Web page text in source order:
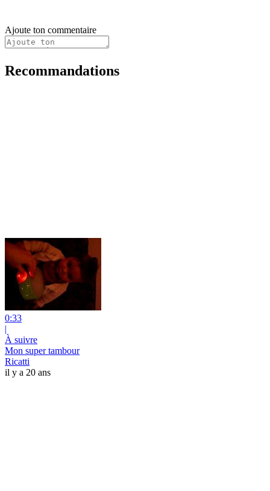
Ajoute ton commentaire
Recommandations
0:33
|
À suivre
Mon super tambour
Ricatti
il y a 20 ans